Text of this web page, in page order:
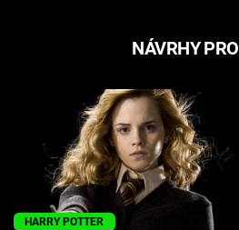
NÁVRHY
HARRY POTTER